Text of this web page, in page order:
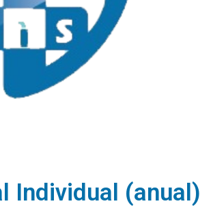
Individual (anual)